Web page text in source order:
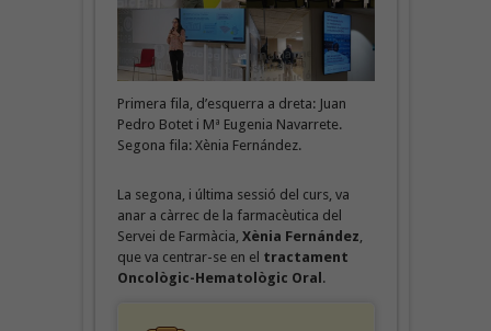
Primera fila, d’esquerra a dreta: Juan
Pedro Botet i Mª Eugenia Navarrete.
Segona fila: Xènia Fernández.
La segona, i última sessió del curs, va
anar a càrrec de la farmacèutica del
Servei de Farmàcia, Xènia Fernández,
que va centrar-se en el tractament
Oncològic-Hematològic Oral .